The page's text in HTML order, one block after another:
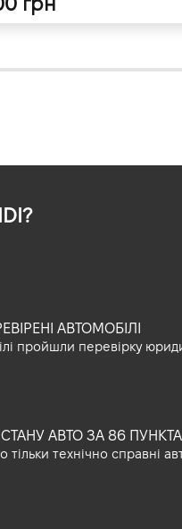
АВТОМОБІЛІ
пройшли перевірку
АВТО ЗА 86
технічно справні